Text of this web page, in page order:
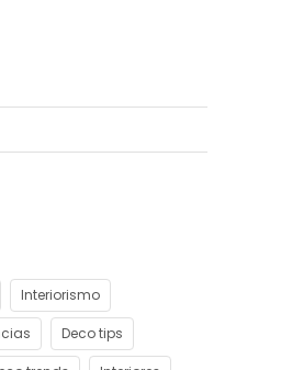
Interiorismo
Deco tips